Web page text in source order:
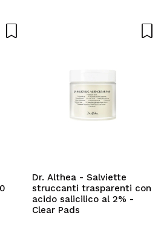
potrai fare i tuoi
lo stato dei tuoi ordini e
precedenti.
PORTUGUESE
Dr. Althea - Salviette
struccanti trasparenti con
acido salicilico al 2% -
Clear Pads